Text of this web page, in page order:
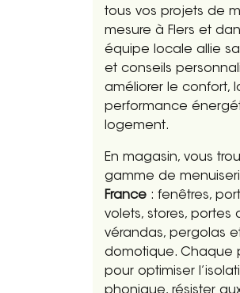
tous vos projets de
mesure à Flers et
équipe locale allie
et conseils
améliorer le confort,
performance
logement.
En magasin, vous
gamme de
France : fenêtres,
volets, stores, portes
vérandas, pergolas
domotique. Chaque
pour optimiser